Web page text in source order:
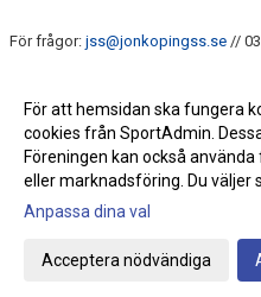
För frågor: jss@jonkopingss.se //
ALLA STARTDATUM SAMT
Gå till
För att hemsidan ska fungera
cookies från SportAdmin.
Föreningen kan också
eller marknadsföring. Du väljer
Anpassa dina val
Acceptera nödvändiga